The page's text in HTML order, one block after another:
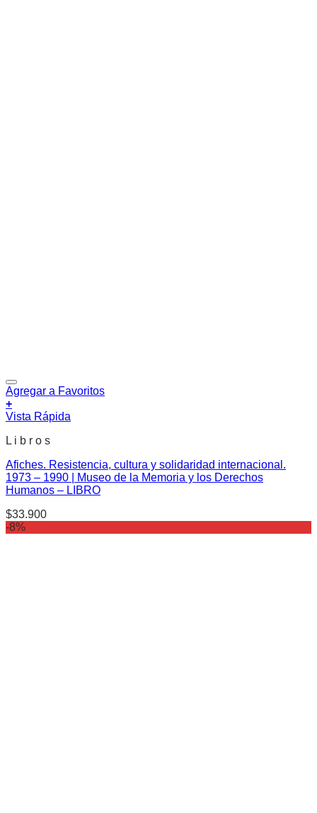
Agregar a Favoritos
+
Vista Rápida
L i b r o s
Afiches. Resistencia, cultura y solidaridad internacional.
1973 – 1990 | Museo de la Memoria y los Derechos
Humanos – LIBRO
$33.900
-8%